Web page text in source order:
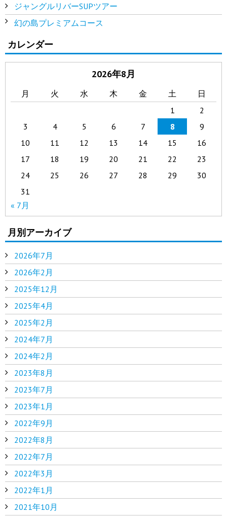
ジャングルリバーSUPツアー
幻の島プレミアムコース
カレンダー
2026年8月
月 火 水 木 金 土
日
1
2
3
4 5 6 7 8
9
10
11 12 13 14 15
16
17
18 19 20 21 22
23
24
25 26 27 28 29
30
31
« 7月
月別アーカイブ
2026年7月
2026年2月
2025年12月
2025年4月
2025年2月
2024年7月
2024年2月
2023年8月
2023年7月
2023年1月
2022年9月
2022年8月
2022年7月
2022年3月
2022年1月
2021年10月